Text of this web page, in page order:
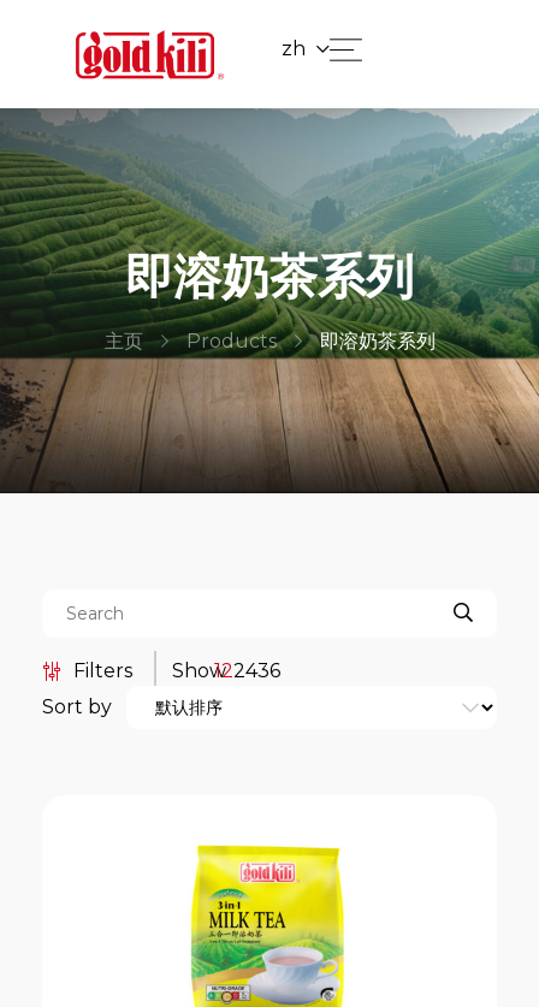
zh
即溶奶茶系列
主页 Products 即溶奶茶系列
Filters
Boat Noodle
Duo-Brew Coffee Series
Kopi-O 袋泡式研磨黑咖啡系列
亚洲风味茶袋系列
传统 Kopi-O 袋泡式研磨黑咖啡系
南洋风味传统 Kopi 系列
Show
122436
Sort by